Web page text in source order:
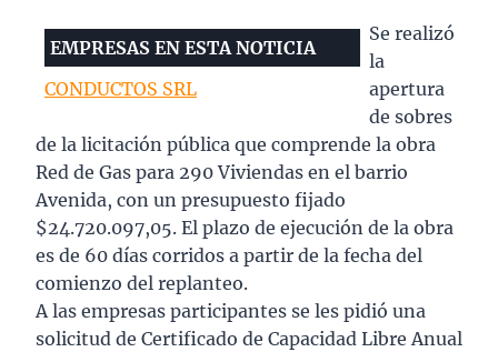
EMPRESAS EN ESTA NOTICIA
CONDUCTOS SRL
Se realizó
la
apertura
de sobres
de la licitación pública que comprende la obra
Red de Gas para 290 Viviendas en el barrio
Avenida, con un presupuesto fijado
$24.720.097,05. El plazo de ejecución de la obra
es de 60 días corridos a partir de la fecha del
comienzo del replanteo.
A las empresas participantes se les pidió una
solicitud de Certificado de Capacidad Libre Anual